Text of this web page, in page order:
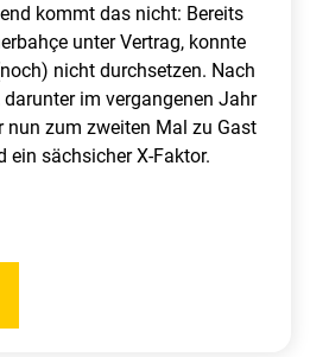
kommt das nicht: Bereits
unter Vertrag, konnte
nicht durchsetzen. Nach
darunter im vergangenen Jahr
nun zum zweiten Mal zu Gast
ein sächsicher X-Faktor.